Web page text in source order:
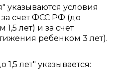
указываются условия
счет ФСС РФ (до
лет) и за счет
ребенком 3 лет).
лет" указывается: